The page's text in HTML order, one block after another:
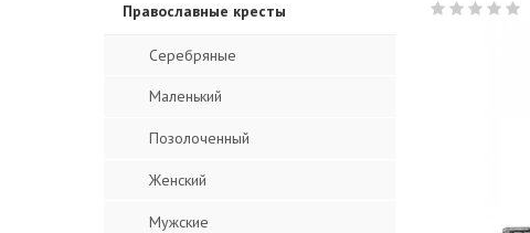
Православные кресты
Серебряные
Маленький
Позолоченный
Женский
Мужские